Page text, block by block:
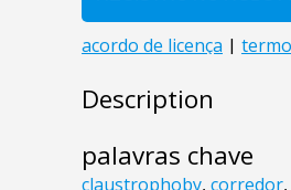
Description
palavras chave
claustrophoby, corredor,